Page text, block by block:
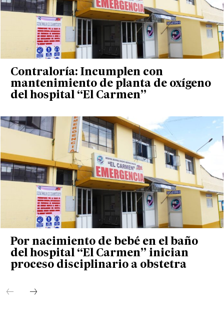
Contraloría: Incumplen con
mantenimiento de planta de oxígeno
del hospital “El Carmen”
Por nacimiento de bebé en el baño
del hospital “El Carmen” inician
proceso disciplinario a obstetra